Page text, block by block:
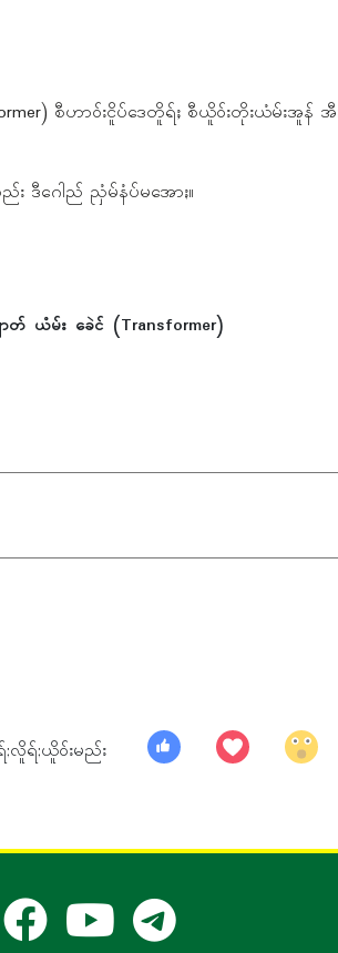
စီဟာဝ်းငိူပ်ဒေတိူရ်ႈ စီယိူဝ်းတိုးယံမ်းအူန် အီ
ဒီဂေါည် ညှံမ်နံပ်မအောႏ။
ာတ် ယံမ်း ခေဲင် (Transformer)
ရ်;ယိူ၀်းမည်း